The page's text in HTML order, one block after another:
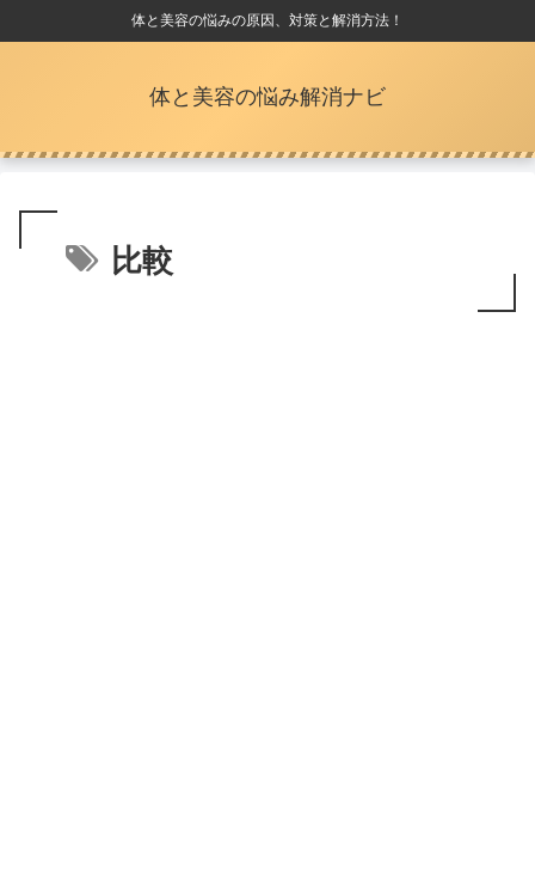
体と美容の悩みの原因、対策と解消方法！
体と美容の悩み解消ナビ
比較